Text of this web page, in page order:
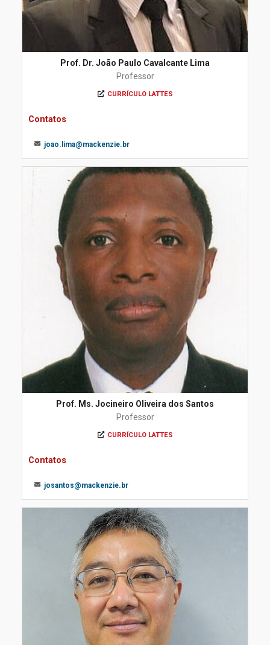
Prof. Dr. João Paulo Cavalcante Lima
Professor
CURRÍCULO LATTES
Contatos
joao.lima@mackenzie.br
Prof. Ms. Jocineiro Oliveira dos Santos
Professor
CURRÍCULO LATTES
Contatos
josantos@mackenzie.br